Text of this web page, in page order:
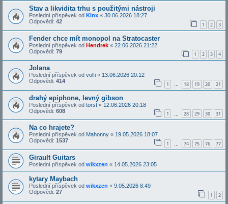
Stav a likvidita trhu s použitými nástroji
Poslední příspěvek od Kinx « 30.06.2026 18:27
Odpovědi: 42 1 2 3
Fender chce mít monopol na Stratocaster
Poslední příspěvek od Hendrek « 22.06.2026 21:22
Odpovědi: 79 1 2 3 4
Jolana
Poslední příspěvek od volfi « 13.06.2026 20:12
Odpovědi: 414 1 … 18 19 20 21
drahý epiphone, levný gibson
Poslední příspěvek od torst « 12.06.2026 20:18
Odpovědi: 608 1 28 29 30 31
Na co hrajete?
Poslední příspěvek od Mahonny « 19.05.2026 18:07
Odpovědi: 1537 1 74 75 76 77
Girault Guitars
Poslední příspěvek od wikxzen « 14.05.2026 23:05
kytary Maybach
Poslední příspěvek od wikxzen « 9.05.2026 8:49
Odpovědi: 27 1 2